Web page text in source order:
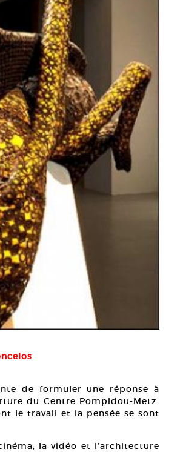
de formuler une réponse à
du Centre Pompidou-Metz.
le travail et la pensée se sont
la vidéo et l’architecture